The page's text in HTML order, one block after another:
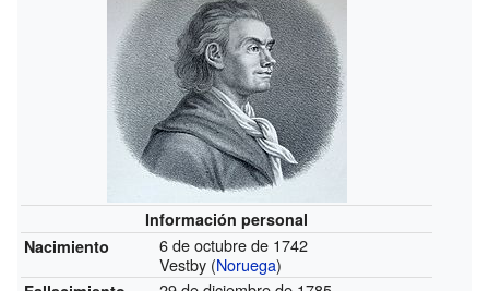
Información personal
Nacimiento
6 de octubre de 1742
Vestby (Noruega)